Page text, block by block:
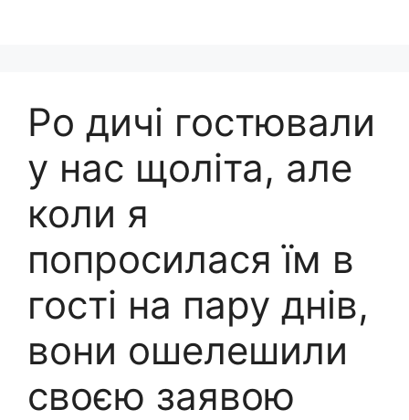
Ро дичі гостювали
у нас щоліта, але
коли я
попросилася їм в
гості на пару днів,
вони ошелешили
своєю заявою